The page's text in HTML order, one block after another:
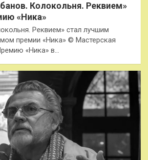
Колокольня. Реквием»
«Ника»
Реквием» стал лучшим
премии «Ника» © Мастерская
«Ника» в…